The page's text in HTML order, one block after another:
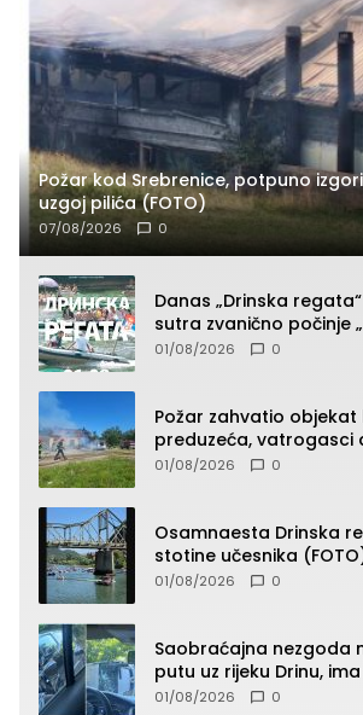
Požar kod Srebrenice, potpuno
uzgoj pilića (FOTO)
07/08/2026 0
Danas „Drinska
sutra zvanično počinje
01/08/2026 0
Požar zahvatio
preduzeća, vatrogasci
vatru (FOTO)
01/08/2026 0
Osamnaesta Drinska
stotine učesnika
01/08/2026 0
Saobraćajna nezgoda
putu uz rijeku Drinu,
lica (FOTO)
01/08/2026 0